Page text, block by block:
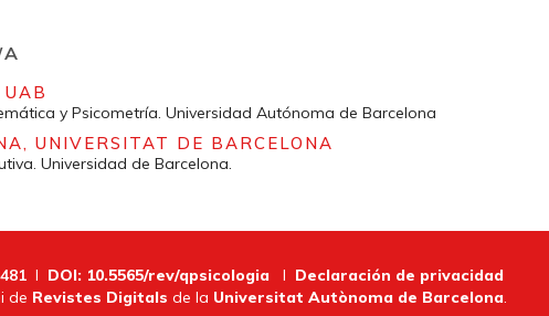
UAB
y Psicometría. Universidad Autónoma de Barcelona
UNIVERSITAT DE BARCELONA
Universidad de Barcelona.
I DOI: 10.5565/rev/qpsicologia I Declaración de privacidad
de Revistes Digitals de la Universitat Autònoma de Barcelona.